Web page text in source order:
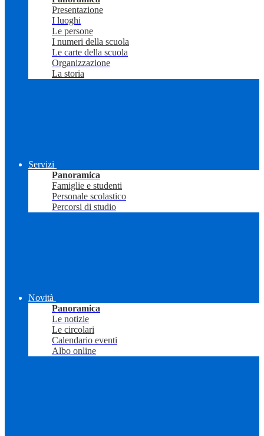
Presentazione
I luoghi
Le persone
I numeri della scuola
Le carte della scuola
Organizzazione
La storia
Servizi
Panoramica
Famiglie e studenti
Personale scolastico
Percorsi di studio
Novità
Panoramica
Le notizie
Le circolari
Calendario eventi
Albo online